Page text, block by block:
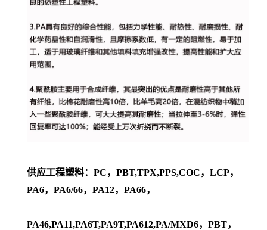
供应工程塑料：PC，PBT,TPX,PPS,COC，LCP，
PA6，PA6/66，PA12，PA66，
PA46,PA11,PA6T,PA9T,PA612,PA/MXD6，PBT，